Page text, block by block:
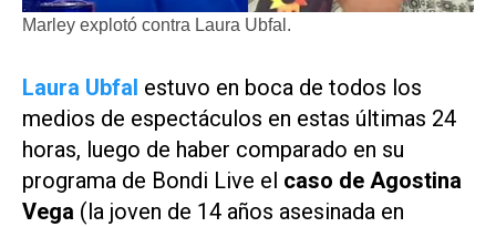
Marley explotó contra Laura Ubfal.
Laura Ubfal estuvo en boca de todos los
medios de espectáculos en estas últimas 24
horas, luego de haber comparado en su
programa de Bondi Live el caso de Agostina
Vega (la joven de 14 años asesinada en